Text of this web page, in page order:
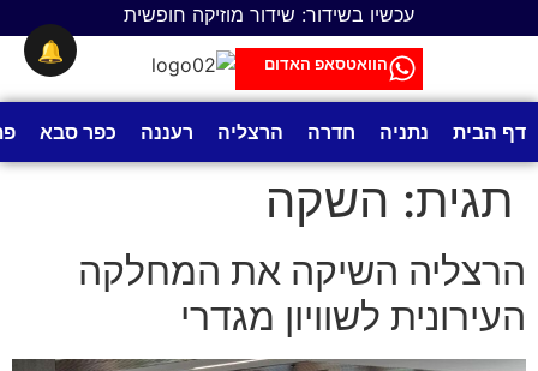
עכשיו בשידור: שידור מוזיקה חופשית
הוואטסאפ האדום
דף הבית נתניה חדרה הרצליה רעננה כפר סבא
תגית: השקה
הרצליה השיקה את המחלקה
העירונית לשוויון מגדרי
🔔